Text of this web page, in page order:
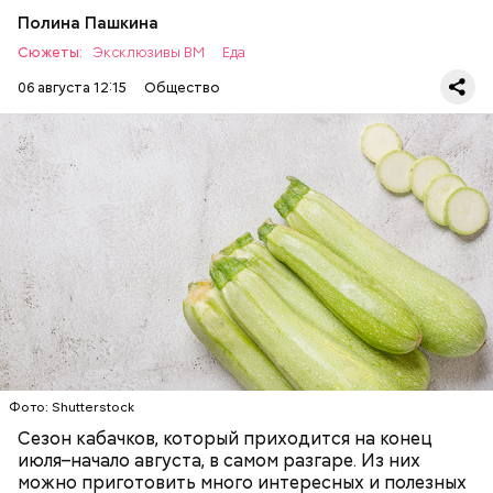
Полина Пашкина
Сюжеты: Эксклюзивы ВМ
Еда
06 августа 12:15
Общество
Фото: Shutterstock
Сезон кабачков, который приходится на конец
июля–начало августа, в самом разгаре. Из них
можно приготовить много интересных и полезных
Ингредиенты:
ЕДА ОВОЩИ РЕЦЕПТЫ
Фото: Shutterstock
— Наиболее распространенные борщ, щи, котлеты,
салаты, лаваш с творогом и сыром, пироги, омлет,
запеканка. Щавеля там везде используется
немного, поэтому никакого вреда от него не будет.
Чем разнообразнее рацион питания человека, тем
лучше. Потому что это исключает вероятность
возникновения дефицитов микроэлементов, —
заверил специалист.